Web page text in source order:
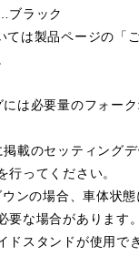
ブラック
は製品ページの「
は必要量のフォー
載のセッティング
行ってください。
ンの場合、車体状態
要な場合があります
ドスタンドが使用で